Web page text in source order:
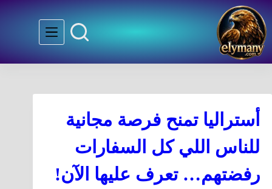
أستراليا تمنح فرصة مجانية
للناس اللي كل السفارات
رفضتهم… تعرف عليها الآن!